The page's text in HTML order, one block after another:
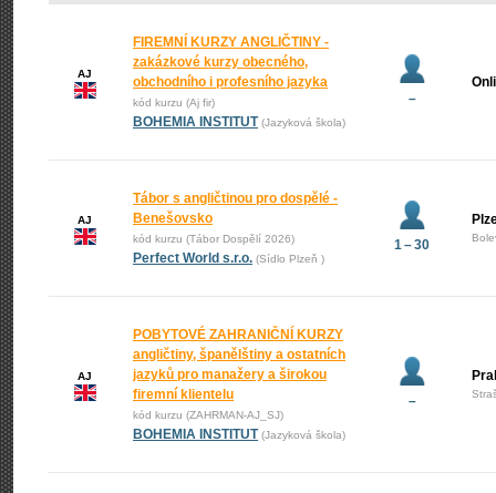
AJ
FIREMNÍ KURZY ANGLIČTINY -
zakázkové kurzy obecného,
obchodního i profesního jazyka
kód kurzu (Aj fir)
BOHEMIA INSTITUT (Jazyková škola)
–
AJ
Tábor s angličtinou pro dospělé -
Benešovsko
kód kurzu (Tábor Dospělí 2026)
Perfect World s.r.o. (Sídlo Plzeň )
1 – 30
AJ
POBYTOVÉ ZAHRANIČNÍ KURZY
angličtiny, španělštiny a ostatních
jazyků pro manažery a širokou
firemní klientelu
kód kurzu (ZAHRMAN-AJ_SJ)
BOHEMIA INSTITUT (Jazyková škola)
–